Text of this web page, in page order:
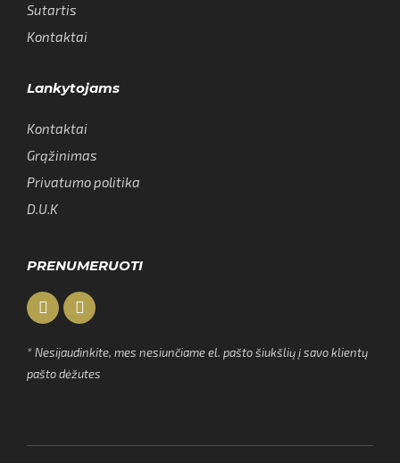
Sutartis
Kontaktai
Lankytojams
Kontaktai
Grąžinimas
Privatumo politika
D.U.K
PRENUMERUOTI
* Nesijaudinkite, mes nesiunčiame el. pašto šiukšlių į savo klientų
pašto dėžutes